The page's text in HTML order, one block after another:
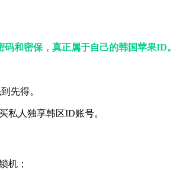
和密保，真正属于自己的韩国苹果ID。
先得。
私人独享韩区ID账号。
机；